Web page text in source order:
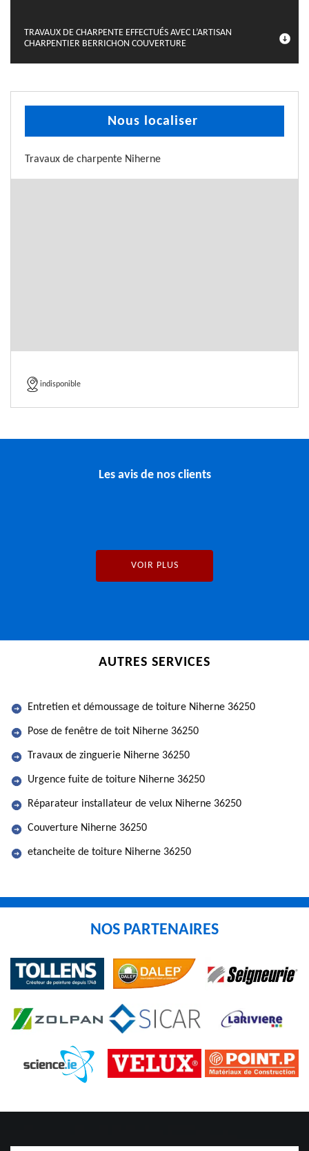
TRAVAUX DE CHARPENTE EFFECTUÉS AVEC L’ARTISAN
CHARPENTIER BERRICHON COUVERTURE
Nous localiser
Travaux de charpente Niherne
indisponible
Les avis de nos clients
VOIR PLUS
AUTRES SERVICES
Entretien et démoussage de toiture Niherne 36250
Pose de fenêtre de toit Niherne 36250
Travaux de zinguerie Niherne 36250
Urgence fuite de toiture Niherne 36250
Réparateur installateur de velux Niherne 36250
Couverture Niherne 36250
etancheite de toiture Niherne 36250
NOS PARTENAIRES